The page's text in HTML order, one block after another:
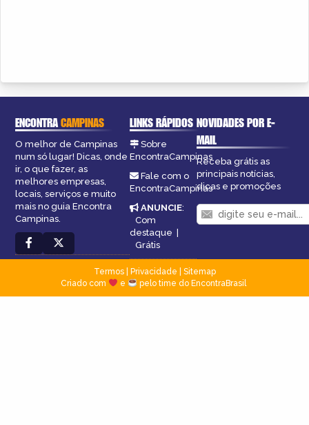
ENCONTRACAMPINAS
O melhor de Campinas
num só lugar! Dicas, onde
ir, o que fazer, as
melhores empresas,
locais, serviços e muito
mais no guia Encontra
Campinas.
LINKS RÁPIDOS
Sobre
EncontraCampinas
Fale com o
EncontraCampinas
ANUNCIE:
Com
destaque |
Grátis
NOVIDADES POR E-
MAIL
Receba grátis as
principais notícias,
dicas e promoções
Termos| Privacidade
Sitemap
Criado com
e pelo time do EncontraBrasil